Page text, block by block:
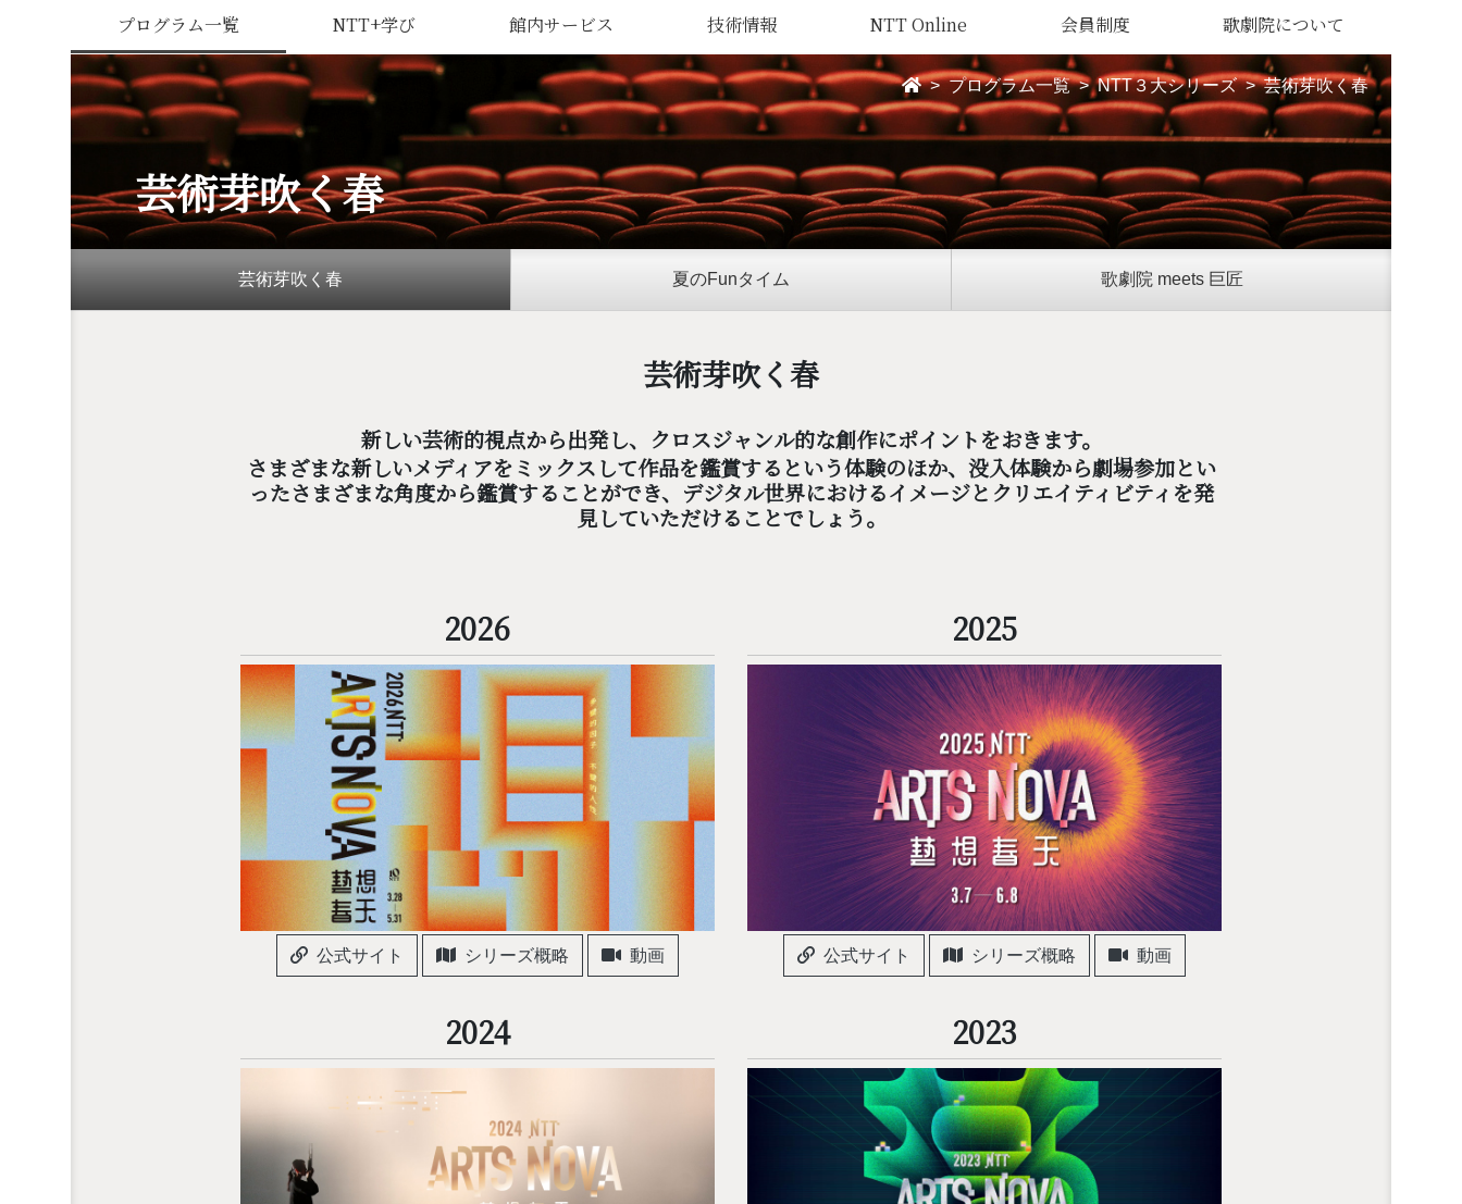
プログラム一覧 NTT+学び 館内サービス 技術情報 NTT Online 会員制度 歌劇院について
芸術芽吹く春
プログラム一覧 NTT３大シリーズ 芸術芽吹く春
芸術芽吹く春 夏のFunタイム 歌劇院 meets 巨匠
芸術芽吹く春
新しい芸術的視点から出発し、クロスジャンル的な創作にポイントをおきます。
さまざまな新しいメディアをミックスして作品を鑑賞するという体験のほか、没入体験から劇場参加とい
ったさまざまな角度から鑑賞することができ、デジタル世界におけるイメージとクリエイティビティを発
見していただけることでしょう。
2026
公式サイト シリーズ概略 動画
2025
公式サイト シリーズ概略 動画
2024 2023